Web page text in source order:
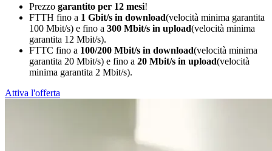
Prezzo garantito per 12 mesi!
FTTH fino a 1 Gbit/s in download(velocità minima garantita
100 Mbit/s) e fino a 300 Mbit/s in upload(velocità minima
garantita 12 Mbit/s).
FTTC fino a 100/200 Mbit/s in download(velocità minima
garantita 20 Mbit/s) e fino a 20 Mbit/s in upload(velocità
minima garantita 2 Mbit/s).
Attiva l'offerta